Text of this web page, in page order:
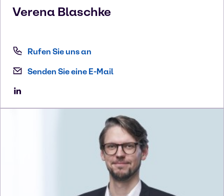
Verena Blaschke
Rufen Sie uns an
Senden Sie eine E-Mail